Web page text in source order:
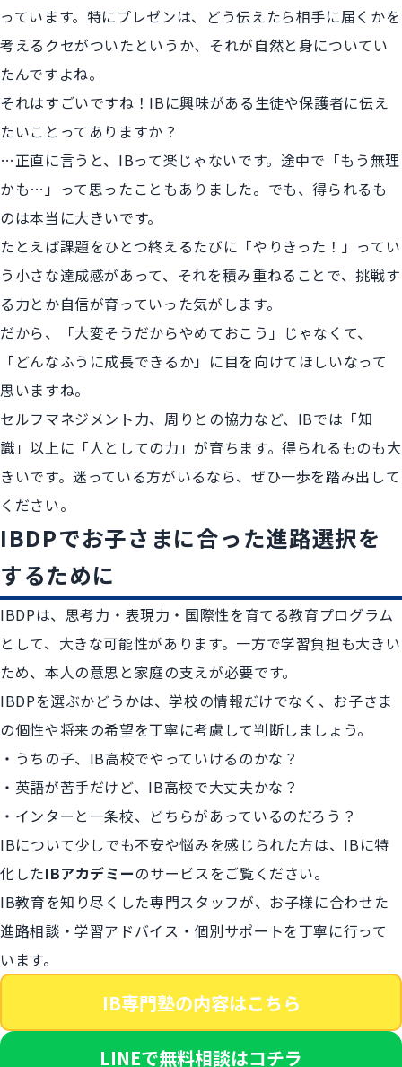
っています。特にプレゼンは、どう伝えたら相手に届くかを
考えるクセがついたというか、それが自然と身についてい
たんですよね。
それはすごいですね！IBに興味がある生徒や保護者に伝え
たいことってありますか？
…正直に言うと、IBって楽じゃないです。途中で「もう無理
かも…」って思ったこともありました。でも、得られるも
のは本当に大きいです。
たとえば課題をひとつ終えるたびに「やりきった！」ってい
う小さな達成感があって、それを積み重ねることで、挑戦す
る力とか自信が育っていった気がします。
だから、「大変そうだからやめておこう」じゃなくて、
「どんなふうに成長できるか」に目を向けてほしいなって
思いますね。
セルフマネジメント力、周りとの協力など、IBでは「知
識」以上に「人としての力」が育ちます。得られるものも大
きいです。迷っている方がいるなら、ぜひ一歩を踏み出して
ください。
IBDPでお子さまに合った進路選択を
するために
IBDPは、思考力・表現力・国際性を育てる教育プログラム
として、大きな可能性があります。一方で学習負担も大きい
ため、本人の意思と家庭の支えが必要です。
IBDPを選ぶかどうかは、学校の情報だけでなく、お子さま
の個性や将来の希望を丁寧に考慮して判断しましょう。
・うちの子、IB高校でやっていけるのかな？
・英語が苦手だけど、IB高校で大丈夫かな？
・インターと一条校、どちらがあっているのだろう？
IBについて少しでも不安や悩みを感じられた方は、IBに特
化したIBアカデミーのサービスをご覧ください。
IB教育を知り尽くした専門スタッフが、お子様に合わせた
進路相談・学習アドバイス・個別サポートを丁寧に行って
います。
IB専門塾の内容はこちら
LINEで無料相談はコチラ